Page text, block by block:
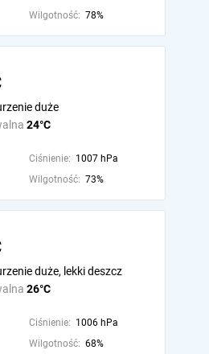
Wilgotność: 78%
24°C
duże
Ciśnienie: 1007 hPa
Wilgotność: 73%
26°C
duże, lekki deszcz
Ciśnienie: 1006 hPa
Wilgotność: 68%